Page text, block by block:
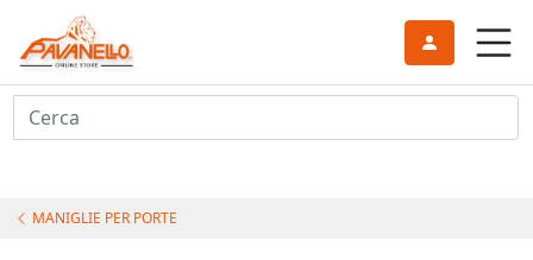
Cerca
MANIGLIE PER PORTE